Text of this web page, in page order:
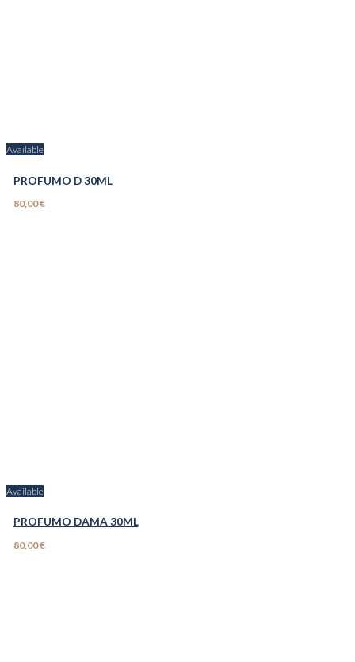
Available
PROFUMO D 30ML
80,00 €
Available
PROFUMO DAMA 30ML
80,00 €